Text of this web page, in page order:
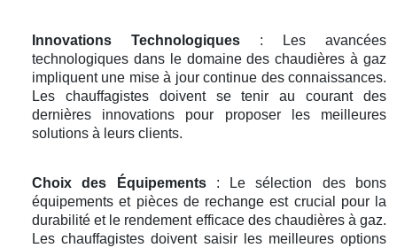
Innovations Technologiques : Les avancées
technologiques dans le domaine des chaudières à gaz
impliquent une mise à jour continue des connaissances.
Les chauffagistes doivent se tenir au courant des
dernières innovations pour proposer les meilleures
solutions à leurs clients.
Choix des Équipements: Le sélection des bons
équipements et pièces de rechange est crucial pour la
durabilité et le rendement efficace des chaudières à gaz.
Les chauffagistes doivent saisir les meilleures options